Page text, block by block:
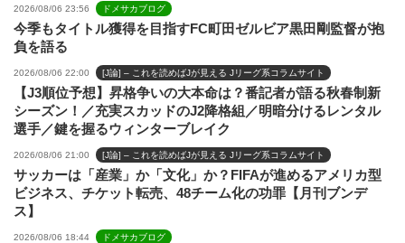
2026/08/06 23:56 ドメサカブログ
今季もタイトル獲得を目指すFC町田ゼルビア黒田剛監督が抱
負を語る
2026/08/06 22:00 [J論] – これを読めばJが見える Jリーグ系コラムサイト
【J3順位予想】昇格争いの大本命は？番記者が語る秋春制新
シーズン！／充実スカッドのJ2降格組／明暗分けるレンタル
選手／鍵を握るウィンターブレイク
2026/08/06 21:00 [J論] – これを読めばJが見える Jリーグ系コラムサイト
サッカーは「産業」か「文化」か？FIFAが進めるアメリカ型
ビジネス、チケット転売、48チーム化の功罪【月刊ブンデ
ス】
2026/08/06 18:44 ドメサカブログ